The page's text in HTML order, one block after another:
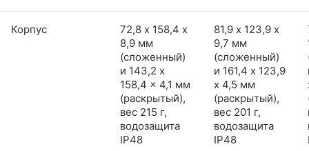
Корпус
72,8 х 158,4 х
8,9 мм
(сложенный)
и 143,2 x
158,4 x 4,1 мм
(раскрытый),
вес 215 г,
водозащита
IP48
81,9 х 123,9 х
9,7 мм
(сложенный)
и 161,4 x 123,9
x 4,5 мм
(раскрытый),
вес 201 г,
водозащита
IP48